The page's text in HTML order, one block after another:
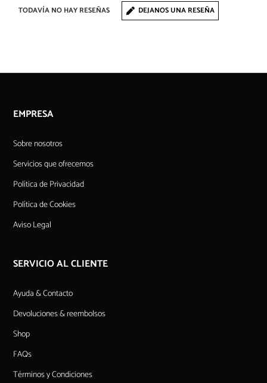
TODAVÍA NO HAY RESEÑAS DEJANOS UNA RESEÑA
EMPRESA
Sobre nosotros
Servicios que ofrecemos
Política de Privacidad
Política de Cookies
Aviso Legal
SERVICIO AL CLIENTE
Ayuda & Contacto
Devoluciones & reembolsos
Shop
FAQs
Términos y Condiciones